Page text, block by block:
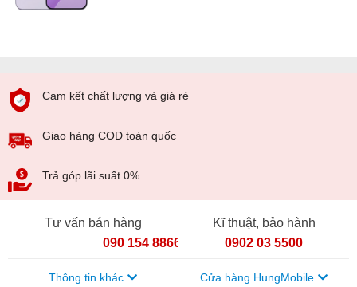
Cam kết chất lượng và giá rẻ
Giao hàng COD toàn quốc
Trả góp lãi suất 0%
Tư vấn bán hàng
090 154 8866
Kĩ thuật, bảo hành
0902 03 5500
Thông tin khác Cửa hàng HungMobile